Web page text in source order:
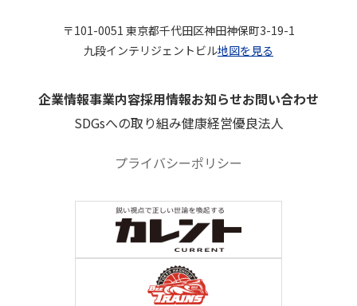
〒101-0051 東京都千代田区神田神保町3-19-1
九段インテリジェントビル地図を見る
企業情報事業内容採用情報お知らせお問い合わせ
SDGsへの取り組み健康経営優良法人
プライバシーポリシー